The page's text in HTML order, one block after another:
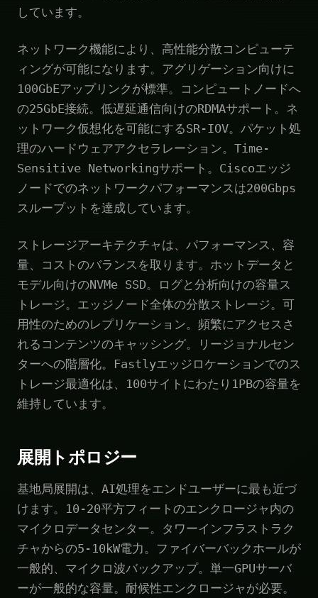
しています。
ネットワーク機能により、高性能分散コンピューテ
ィングが可能になります。アグリゲーション向けに
100GbEアップリンクが標準。コンピュートノードへ
の25GbE接続。低遅延通信向けのRDMAサポート。ネ
ットワーク仮想化を可能にするSR-IOV。パケット処
理のハードウェアアクセラレーション。Time-
Sensitive Networkingサポート。Ciscoエッジ
ノードでのネットワークパフォーマンスは200Gbps
スループットを達成しています。
ストレージアーキテクチャは、パフォーマンス、容
量、コストのバランスを取ります。ホットデータと
モデル向けのNVMe SSD。ログと分析向けの容量ス
トレージ。エッジノード全体の分散ストレージ。可
用性のためのレプリケーション。頻繁にアクセスさ
れるコンテンツのキャッシング。リージョナルセン
ターへの階層化。Fastlyエッジロケーションでのス
トレージ最適化は、100サイトにわたり1PBの容量を
維持しています。
展開トポロジー
基地局展開は、AI処理をエンドユーザーに最も近づ
けます。10-20平方フィートのエンクロージャ内の
マイクロデータセンター。タワーインフラストラク
チャからの5-10kW電力。ファイバーバックホールが
一般的、マイクロ波バックアップ。単一GPUサーバ
ーが一般的な容量。耐候性エンクロージャが必要。